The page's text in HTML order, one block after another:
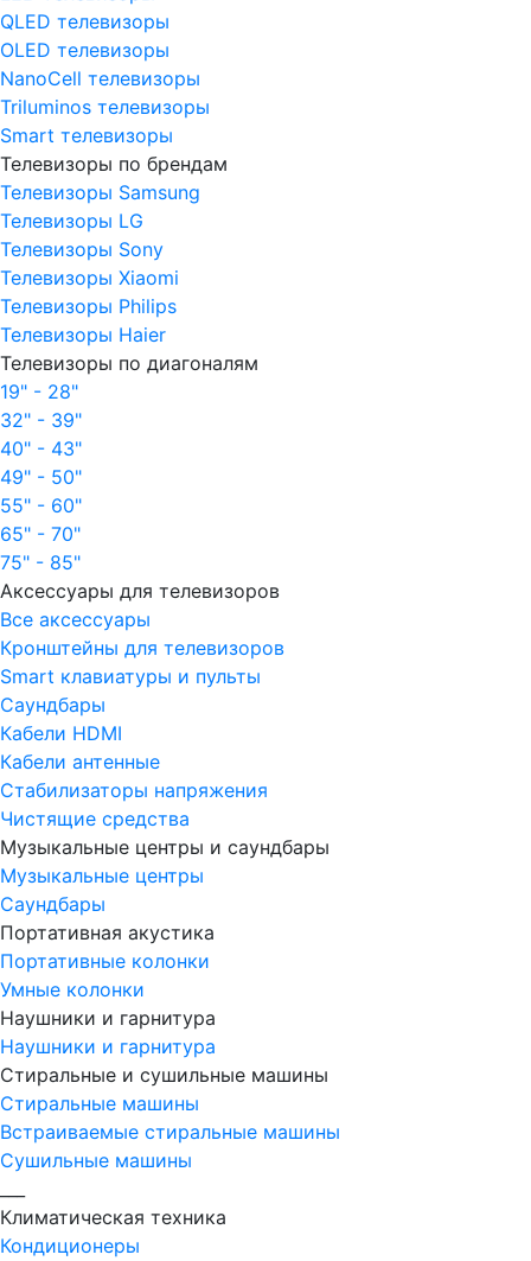
QLED телевизоры
OLED телевизоры
NanoCell телевизоры
Triluminos телевизоры
Smart телевизоры
Телевизоры по брендам
Телевизоры Samsung
Телевизоры LG
Телевизоры Sony
Телевизоры Xiaomi
Телевизоры Philips
Телевизоры Haier
Телевизоры по диагоналям
19" - 28"
32" - 39"
40" - 43"
49" - 50"
55" - 60"
65" - 70"
75" - 85"
Аксессуары для телевизоров
Все аксессуары
Кронштейны для телевизоров
Smart клавиатуры и пульты
Саундбары
Кабели HDMI
Кабели антенные
Стабилизаторы напряжения
Чистящие средства
Музыкальные центры и саундбары
Музыкальные центры
Саундбары
Портативная акустика
Портативные колонки
Умные колонки
Наушники и гарнитура
Наушники и гарнитура
Стиральные и сушильные машины
Стиральные машины
Встраиваемые стиральные машины
Сушильные машины
Климатическая техника
Кондиционеры